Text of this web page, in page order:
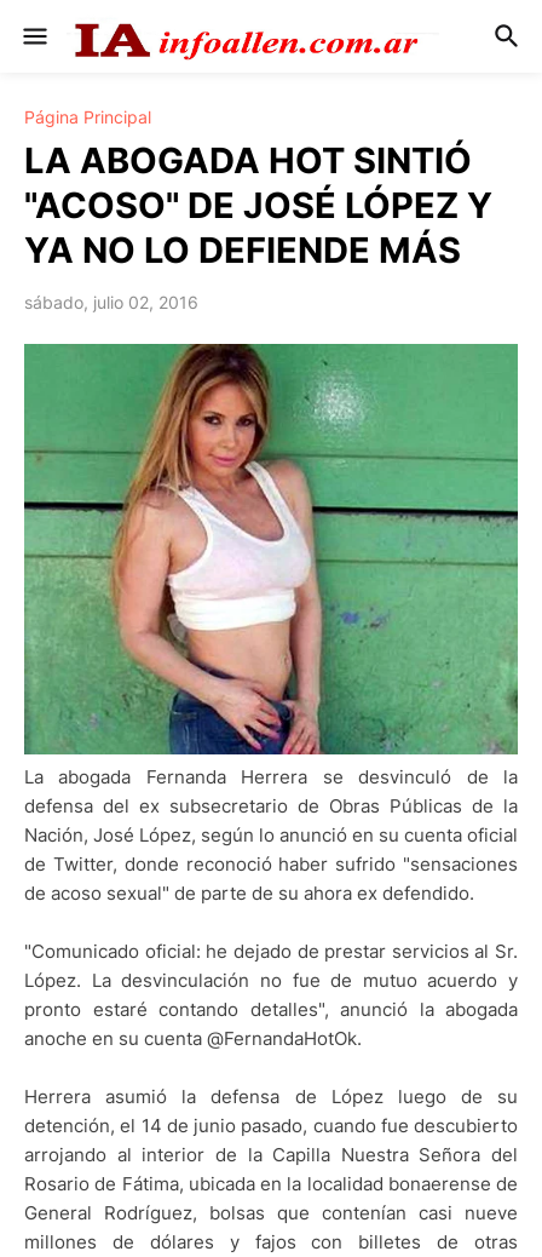
Página Principal
LA ABOGADA HOT SINTIÓ
"ACOSO" DE JOSÉ LÓPEZ Y
YA NO LO DEFIENDE MÁS
sábado, julio 02, 2016
La abogada Fernanda Herrera se desvinculó de la
defensa del ex subsecretario de Obras Públicas de la
Nación, José López, según lo anunció en su cuenta oficial
de Twitter, donde reconoció haber sufrido "sensaciones
de acoso sexual" de parte de su ahora ex defendido.
"Comunicado oficial: he dejado de prestar servicios al Sr.
López. La desvinculación no fue de mutuo acuerdo y
pronto estaré contando detalles", anunció la abogada
anoche en su cuenta @FernandaHotOk.
Herrera asumió la defensa de López luego de su
detención, el 14 de junio pasado, cuando fue descubierto
arrojando al interior de la Capilla Nuestra Señora del
Rosario de Fátima, ubicada en la localidad bonaerense de
General Rodríguez, bolsas que contenían casi nueve
millones de dólares y fajos con billetes de otras